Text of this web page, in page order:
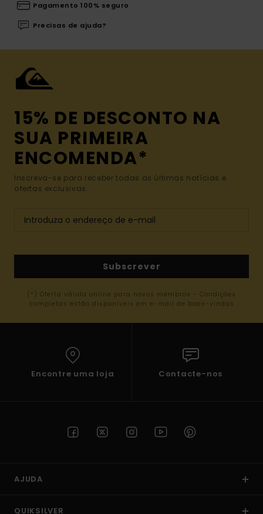
Pagamento 100% seguro
Precisas de ajuda?
15% DE DESCONTO NA
SUA PRIMEIRA
ENCOMENDA*
Inscreva-se para receber todas as últimas notícias e
ofertas exclusivas.
Subscrever
(*) Oferta válida online para novos membros - Condições
completas estão disponíveis em e-mail de boas-vindas
Encontre uma loja Contacte-nos
AJUDA
QUIKSILVER